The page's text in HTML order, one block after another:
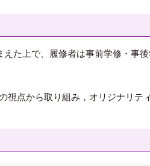
た上で、履修者は事前学修・事
視点から取り組み，オリジナリテ